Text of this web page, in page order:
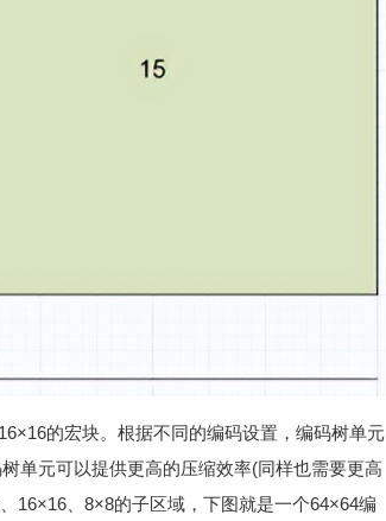
的宏块。根据不同的编码设置，编码树单元
单元可以提供更高的压缩效率(同样也需要更高
16×16、8×8的子区域，下图就是一个64×64编